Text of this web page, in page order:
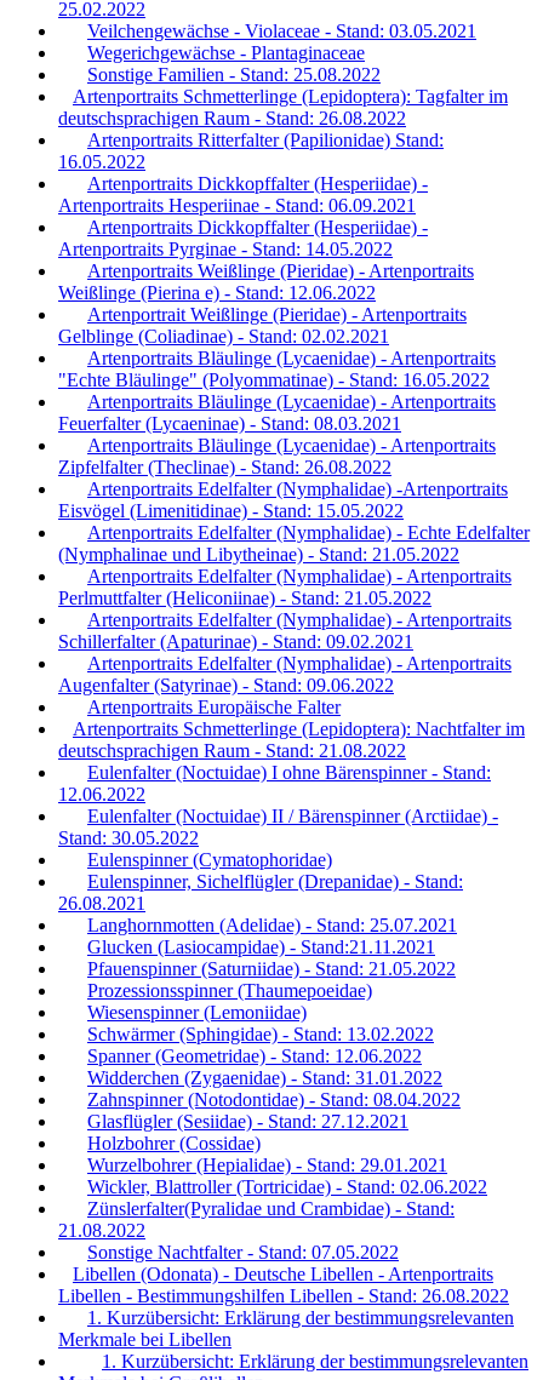
25.02.2022
Veilchengewächse - Violaceae - Stand: 03.05.2021
Wegerichgewächse - Plantaginaceae
Sonstige Familien - Stand: 25.08.2022
Artenportraits Schmetterlinge (Lepidoptera): Tagfalter im
deutschsprachigen Raum - Stand: 26.08.2022
Artenportraits Ritterfalter (Papilionidae) Stand:
16.05.2022
Artenportraits Dickkopffalter (Hesperiidae) -
Artenportraits Hesperiinae - Stand: 06.09.2021
Artenportraits Dickkopffalter (Hesperiidae) -
Artenportraits Pyrginae - Stand: 14.05.2022
Artenportraits Weißlinge (Pieridae) - Artenportraits
Weißlinge (Pierina e) - Stand: 12.06.2022
Artenportrait Weißlinge (Pieridae) - Artenportraits
Gelblinge (Coliadinae) - Stand: 02.02.2021
Artenportraits Bläulinge (Lycaenidae) - Artenportraits
"Echte Bläulinge" (Polyommatinae) - Stand: 16.05.2022
Artenportraits Bläulinge (Lycaenidae) - Artenportraits
Feuerfalter (Lycaeninae) - Stand: 08.03.2021
Artenportraits Bläulinge (Lycaenidae) - Artenportraits
Zipfelfalter (Theclinae) - Stand: 26.08.2022
Artenportraits Edelfalter (Nymphalidae) -Artenportraits
Eisvögel (Limenitidinae) - Stand: 15.05.2022
Artenportraits Edelfalter (Nymphalidae) - Echte Edelfalter
(Nymphalinae und Libytheinae) - Stand: 21.05.2022
Artenportraits Edelfalter (Nymphalidae) - Artenportraits
Perlmuttfalter (Heliconiinae) - Stand: 21.05.2022
Artenportraits Edelfalter (Nymphalidae) - Artenportraits
Schillerfalter (Apaturinae) - Stand: 09.02.2021
Artenportraits Edelfalter (Nymphalidae) - Artenportraits
Augenfalter (Satyrinae) - Stand: 09.06.2022
Artenportraits Europäische Falter
Artenportraits Schmetterlinge (Lepidoptera): Nachtfalter im
deutschsprachigen Raum - Stand: 21.08.2022
Eulenfalter (Noctuidae) I ohne Bärenspinner - Stand:
12.06.2022
Eulenfalter (Noctuidae) II / Bärenspinner (Arctiidae) -
Stand: 30.05.2022
Eulenspinner (Cymatophoridae)
Eulenspinner, Sichelflügler (Drepanidae) - Stand:
26.08.2021
Langhornmotten (Adelidae) - Stand: 25.07.2021
Glucken (Lasiocampidae) - Stand:21.11.2021
Pfauenspinner (Saturniidae) - Stand: 21.05.2022
Prozessionsspinner (Thaumepoeidae)
Wiesenspinner (Lemoniidae)
Schwärmer (Sphingidae) - Stand: 13.02.2022
Spanner (Geometridae) - Stand: 12.06.2022
Widderchen (Zygaenidae) - Stand: 31.01.2022
Zahnspinner (Notodontidae) - Stand: 08.04.2022
Glasflügler (Sesiidae) - Stand: 27.12.2021
Holzbohrer (Cossidae)
Wurzelbohrer (Hepialidae) - Stand: 29.01.2021
Wickler, Blattroller (Tortricidae) - Stand: 02.06.2022
Zünslerfalter(Pyralidae und Crambidae) - Stand:
21.08.2022
Sonstige Nachtfalter - Stand: 07.05.2022
Libellen (Odonata) - Deutsche Libellen - Artenportraits
Libellen - Bestimmungshilfen Libellen - Stand: 26.08.2022
1. Kurzübersicht: Erklärung der bestimmungsrelevanten
Merkmale bei Libellen
1. Kurzübersicht: Erklärung der bestimmungsrelevanten